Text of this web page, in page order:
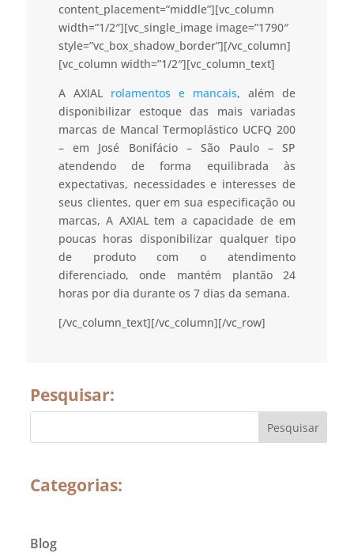
content_placement=”middle”][vc_column
width=”1/2″][vc_single_image image=”1790″
style=”vc_box_shadow_border”][/vc_column]
[vc_column width=”1/2″][vc_column_text]
A AXIAL rolamentos e mancais, além de
disponibilizar estoque das mais variadas
marcas de Mancal Termoplástico UCFQ 200
– em José Bonifácio – São Paulo – SP
atendendo de forma equilibrada às
expectativas, necessidades e interesses de
seus clientes, quer em sua especificação ou
marcas, A AXIAL tem a capacidade de em
poucas horas disponibilizar qualquer tipo
de produto com o atendimento
diferenciado, onde mantém plantão 24
horas por dia durante os 7 dias da semana.
[/vc_column_text][/vc_column][/vc_row]
Pesquisar:
Categorias:
Blog